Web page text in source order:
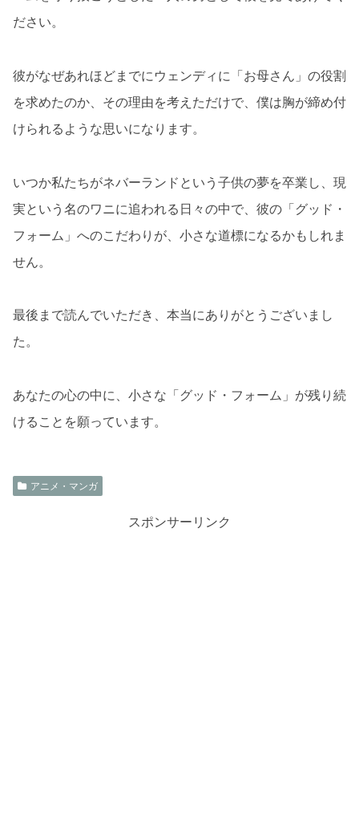
ださい。
彼がなぜあれほどまでにウェンディに「お母さん」の役割
を求めたのか、その理由を考えただけで、僕は胸が締め付
けられるような思いになります。
いつか私たちがネバーランドという子供の夢を卒業し、現
実という名のワニに追われる日々の中で、彼の「グッド・
フォーム」へのこだわりが、小さな道標になるかもしれま
せん。
最後まで読んでいただき、本当にありがとうございまし
た。
あなたの心の中に、小さな「グッド・フォーム」が残り続
けることを願っています。
アニメ・マンガ
スポンサーリンク